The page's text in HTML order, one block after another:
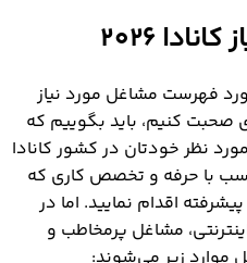
2026
فهرست مشاغل مورد نیاز
صحبت کنیم، باید بگوییم که
نظر خودتان در کشور کانادا
با حرفه و تخصص کاری که
اقدام نمایید. اما در
مشاغل پرمخاطب و